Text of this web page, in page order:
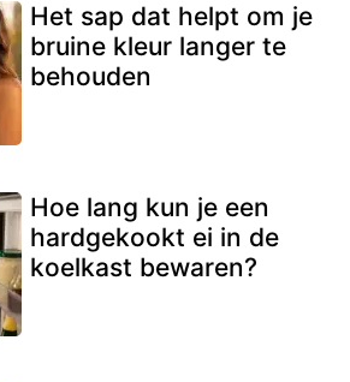
Het sap dat helpt om je
bruine kleur langer te
behouden
Hoe lang kun je een
hardgekookt ei in de
koelkast bewaren?